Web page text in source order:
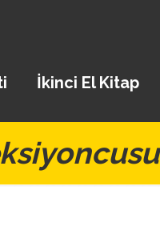
İkinci El Kitap